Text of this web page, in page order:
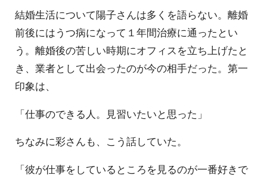
結婚生活について陽子さんは多くを語らない。離婚
前後にはうつ病になって１年間治療に通ったとい
う。離婚後の苦しい時期にオフィスを立ち上げたと
き、業者として出会ったのが今の相手だった。第一
印象は、
「仕事のできる人。見習いたいと思った」
ちなみに彩さんも、こう話していた。
「彼が仕事をしているところを見るのが一番好きで